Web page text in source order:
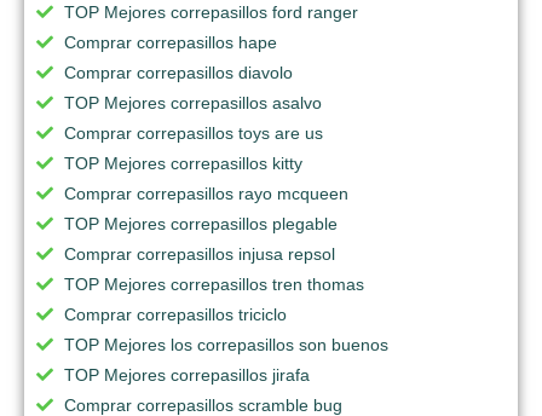
TOP Mejores correpasillos ford ranger
Comprar correpasillos hape
Comprar correpasillos diavolo
TOP Mejores correpasillos asalvo
Comprar correpasillos toys are us
TOP Mejores correpasillos kitty
Comprar correpasillos rayo mcqueen
TOP Mejores correpasillos plegable
Comprar correpasillos injusa repsol
TOP Mejores correpasillos tren thomas
Comprar correpasillos triciclo
TOP Mejores los correpasillos son buenos
TOP Mejores correpasillos jirafa
Comprar correpasillos scramble bug